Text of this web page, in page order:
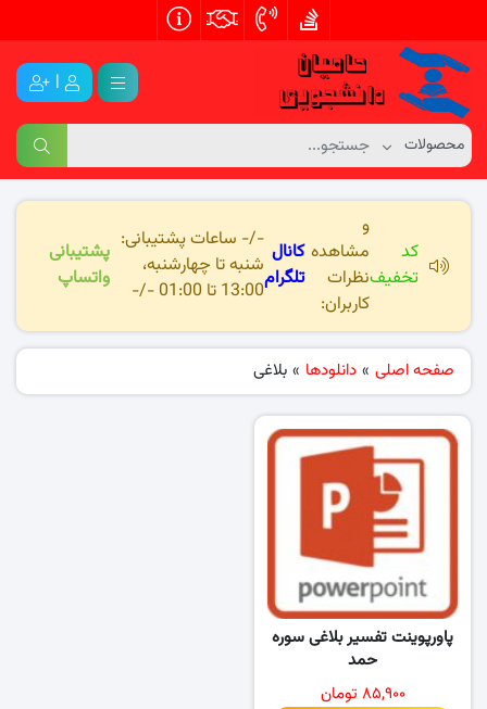
|
کد
تخفیف
و
مشاهده
نظرات
کاربران:
کانال
تلگرام
-/- ساعات پشتیبانی:
شنبه تا چهارشنبه،
13:00 تا 01:00 -/-
پشتیبانی
واتساپ
صفحه اصلی » دانلودها » بلاغی
پاورپوینت تفسیر بلاغی سوره
حمد
۸۵,۹۰۰ تومان